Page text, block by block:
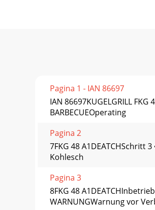
Pagina 1 - IAN 86697
IAN 86697KUGELGRILL
BARBECUEOperating
Pagina 2
7FKG 48 A1DEATCHSchritt
Kohlesch
Pagina 3
8FKG 48
WARNUNGWarnung vor